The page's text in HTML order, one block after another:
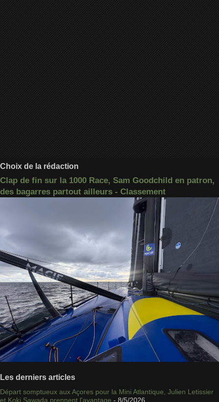
Choix de la rédaction
Clap de fin sur la 1000 Race, Sam Goodchild en patron,
des bagarres partout ailleurs - Classement
Les derniers articles
Départ somptueux aux Açores pour la Mini Atlantique, Julien Letissier
et Koki Sawada prennent l'avantage - 8/5/2026